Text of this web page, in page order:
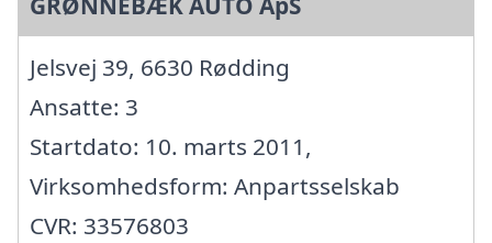
Jelsvej 39, 6630 Rødding
Ansatte: 3
Startdato: 10. marts 2011,
Virksomhedsform: Anpartsselskab
CVR: 33576803